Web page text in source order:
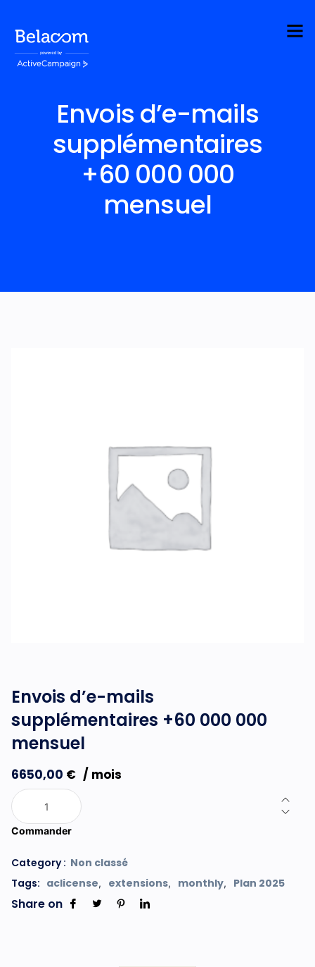
Envois d’e-mails
supplémentaires
+60 000 000
mensuel
Envois d’e-mails
supplémentaires +60 000 000
mensuel
6650,00 € / mois
Commander
Category : Non classé
Tags: aclicense, extensions, monthly, Plan 2025
Share on